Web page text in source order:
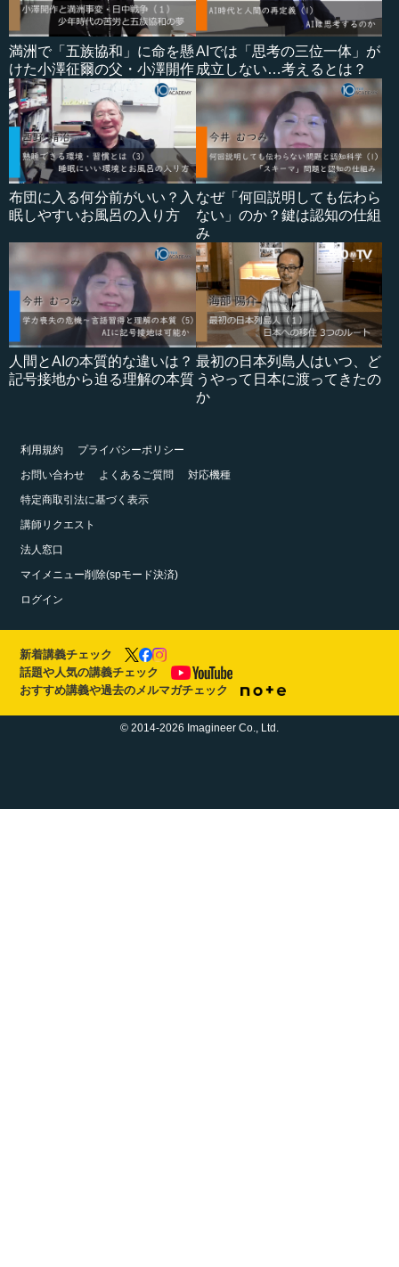
満洲で「五族協和」に命を懸
けた小澤征爾の父・小澤開作
AIでは「思考の三位一体」が
成立しない…考えるとは？
布団に入る何分前がいい？入
眠しやすいお風呂の入り方
なぜ「何回説明しても伝わら
ない」のか？鍵は認知の仕組
み
人間とAIの本質的な違いは？
記号接地から迫る理解の本質
最初の日本列島人はいつ、ど
うやって日本に渡ってきたの
か
利用規約
プライバシーポリシー
お問い合わせ
よくあるご質問
対応機種
特定商取引法に基づく表示
講師リクエスト
法人窓口
マイメニュー削除(spモード決済)
ログイン
新着講義チェック
話題や人気の講義チェック
おすすめ講義や過去のメルマガチェック
© 2014-2026 Imagineer Co., Ltd.